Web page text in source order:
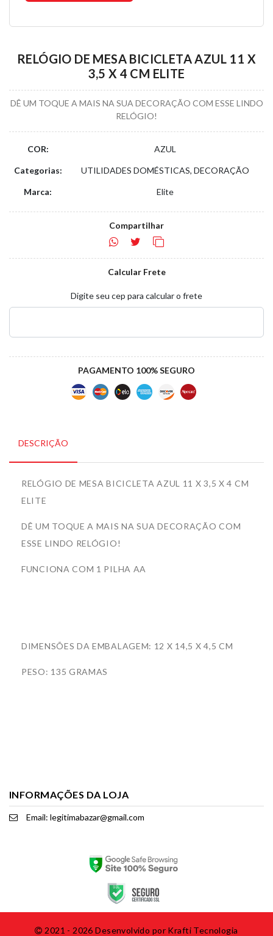
RELÓGIO DE MESA BICICLETA AZUL 11 X
3,5 X 4 CM ELITE
DÊ UM TOQUE A MAIS NA SUA DECORAÇÃO COM ESSE LINDO
RELÓGIO!
COR: AZUL
Categorias: UTILIDADES DOMÉSTICAS, DECORAÇÃO
Marca: Elite
Compartilhar
Calcular Frete
Digite seu cep para calcular o frete
PAGAMENTO 100% SEGURO
DESCRIÇÃO
RELÓGIO DE MESA BICICLETA AZUL 11 X 3,5 X 4 CM
ELITE
DÊ UM TOQUE A MAIS NA SUA DECORAÇÃO COM
ESSE LINDO RELÓGIO!
FUNCIONA COM 1 PILHA AA
DIMENSÕES DA EMBALAGEM: 12 X 14,5 X 4,5 CM
PESO: 135 GRAMAS
INFORMAÇÕES DA LOJA
Email: legitimabazar@gmail.com
2021 - 2026 Desenvolvido por Krafti Tecnologia